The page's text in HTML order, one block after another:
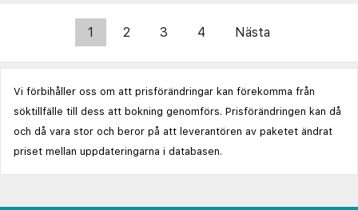
1 2 3 4 Nästa
Vi förbihåller oss om att prisförändringar kan förekomma från
söktillfälle till dess att bokning genomförs. Prisförändringen kan då
och då vara stor och beror på att leverantören av paketet ändrat
priset mellan uppdateringarna i databasen.